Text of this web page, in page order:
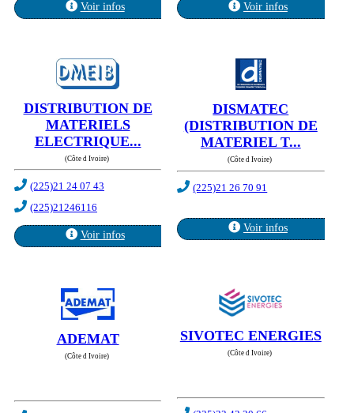
Voir infos Voir infos
DISTRIBUTION DE
MATERIELS
ELECTRIQUE...
(Côte d Ivoire)
(225)21 24 07 43
(225)21246116
Voir infos
DISMATEC
(DISTRIBUTION DE
MATERIEL T...
(Côte d Ivoire)
(225)21 26 70 91
Voir infos
ADEMAT
(Côte d Ivoire)
SIVOTEC ENERGIES
(Côte d Ivoire)